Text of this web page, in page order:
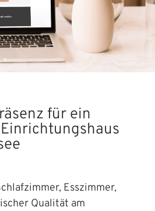
für ein
Esszimmer,
Qualität am